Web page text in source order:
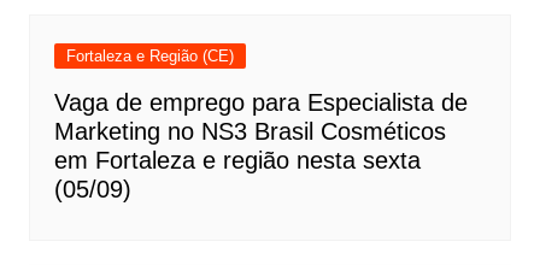
Fortaleza e Região (CE)
Vaga de emprego para Especialista de
Marketing no NS3 Brasil Cosméticos
em Fortaleza e região nesta sexta
(05/09)